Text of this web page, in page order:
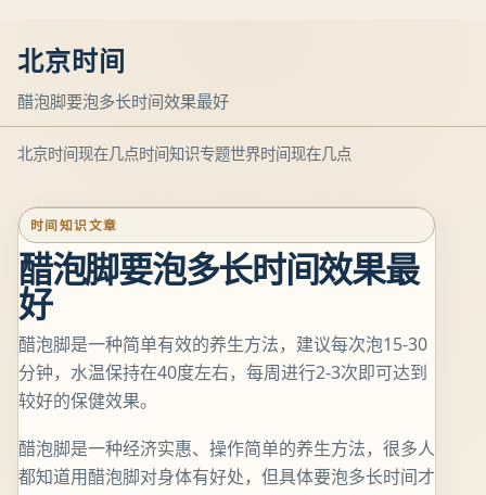
北京时间
醋泡脚要泡多长时间效果最好
北京时间现在几点时间知识专题世界时间现在几点
时间知识文章
醋泡脚要泡多长时间效果最
好
醋泡脚是一种简单有效的养生方法，建议每次泡15-30
分钟，水温保持在40度左右，每周进行2-3次即可达到
较好的保健效果。
醋泡脚是一种经济实惠、操作简单的养生方法，很多人
都知道用醋泡脚对身体有好处，但具体要泡多长时间才